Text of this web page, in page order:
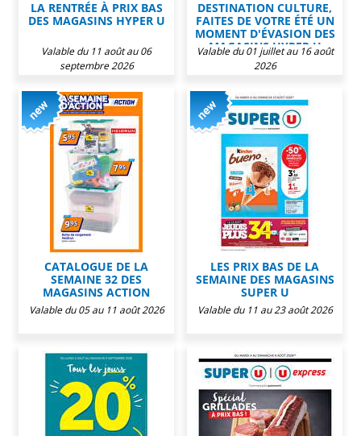
LA RENTRÉE À PRIX BAS
DES MAGASINS HYPER U
Valable du 11 août au 06
septembre 2026
DESTINATION CULTURE,
FAITES DE VOTRE ÉTÉ UN
MOMENT D'ÉVASION DES
MAGASINS HYPER U
Valable du 01 juillet au 16 août
2026
CATALOGUE DE LA
SEMAINE 32 DES
MAGASINS ACTION
Valable du 05 au 11 août 2026
LES PRIX BAS DE LA
SEMAINE DES MAGASINS
SUPER U
Valable du 11 au 23 août 2026